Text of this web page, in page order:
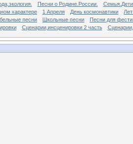
Песни о Родине.России.
характере 1 Апреля День космонавтики
песни Школьные песни
Песни для
Сценарии,инсценировки 2 часть